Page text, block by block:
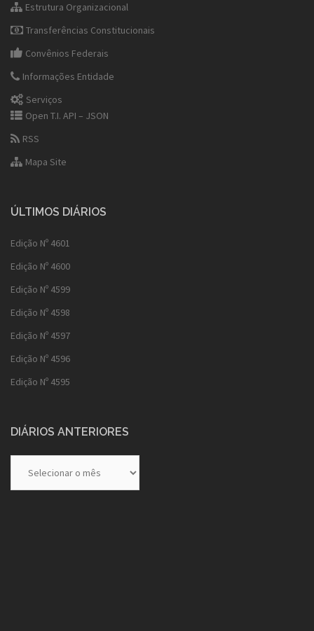
Estrutura Organizacional
Transferências Constitucionais
Convênios Federais
Informações Entidade
Serviços
Open T.I. API – JSON
RSS
Mapa Site
ÚLTIMOS DIÁRIOS
Edição Nº 4601
Edição Nº 4600
Edição Nº 4599
Edição Nº 4598
Edição Nº 4597
Edição Nº 4596
Edição Nº 4595
DIÁRIOS ANTERIORES
Anteriores